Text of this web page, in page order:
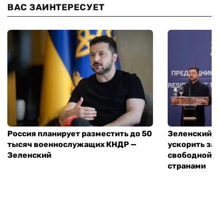
ВАС ЗАИНТЕРЕСУЕТ
Россия планирует разместить до 50
тысяч военнослужащих КНДР —
Зеленский
Зеленский
ускорить
свободной
странами